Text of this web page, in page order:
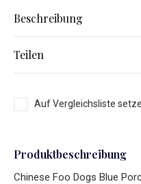
Beschreibung
Teilen
Auf Vergleichsliste
Produktbeschreibung
Chinese Foo Dogs Blue